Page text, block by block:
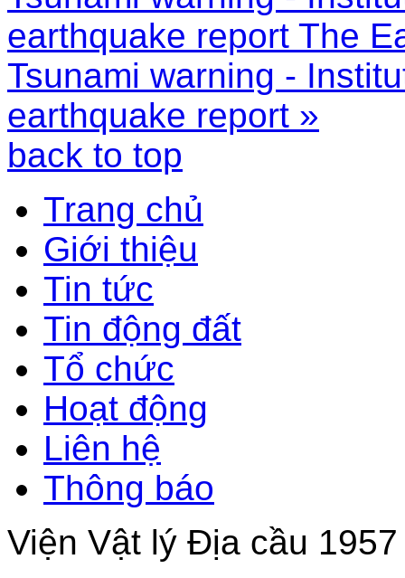
earthquake report The
Tsunami warning -
earthquake report »
back to top
Trang chủ
Giới thiệu
Tin tức
Tin động đất
Tổ chức
Hoạt động
Liên hệ
Thông báo
Viện Vật lý Địa cầu